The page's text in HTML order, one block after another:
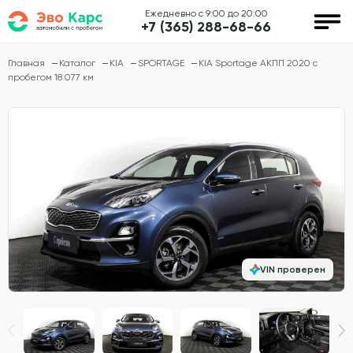
Ежедневно с 9:00 до 20:00
+7 (365) 288-68-66
Главная Каталог KIA SPORTAGE
KIA Sportage АКПП 2020 с
пробегом 18 077 км
VIN проверен